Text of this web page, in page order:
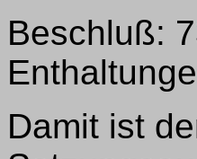
Beschluß:
Damit ist